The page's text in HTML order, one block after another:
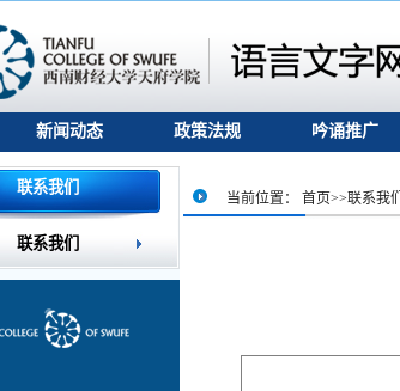
新闻动态 政策法规 吟诵推广
联系我们
联系我们
当前位置： 首页>>联系我们